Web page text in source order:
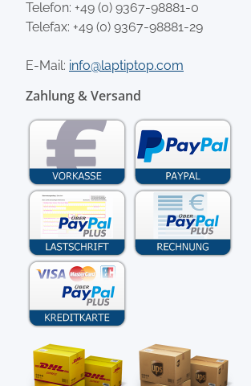
Telefon: +49 (0) 9367-98881-0
Telefax: +49 (0) 9367-98881-29
E-Mail: info@laptiptop.com
Zahlung & Versand